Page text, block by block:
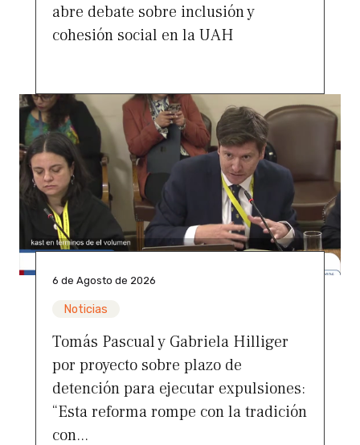
abre debate sobre inclusión y
cohesión social en la UAH
6 de Agosto de 2026
Noticias
Tomás Pascual y Gabriela Hilliger
por proyecto sobre plazo de
detención para ejecutar expulsiones:
“Esta reforma rompe con la tradición
con...